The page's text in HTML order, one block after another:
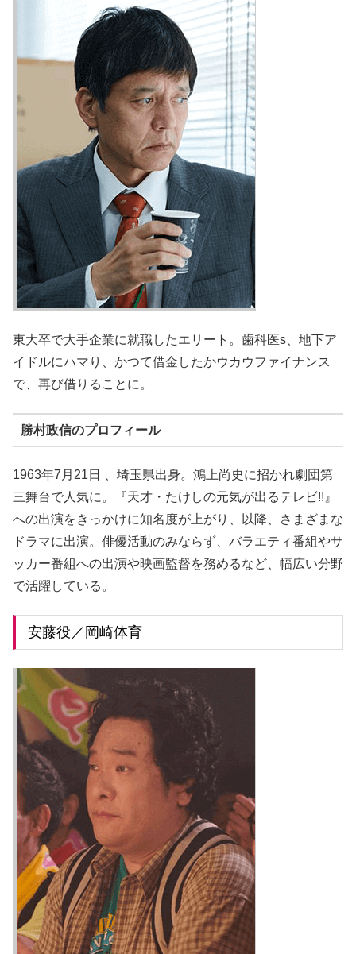
東大卒で大手企業に就職したエリート。歯科医s、地下ア
イドルにハマり、かつて借金したかウカウファイナンス
で、再び借りることに。
勝村政信のプロフィール
1963年7月21日 、埼玉県出身。鴻上尚史に招かれ劇団第
三舞台で人気に。『天才・たけしの元気が出るテレビ!!』
への出演をきっかけに知名度が上がり、以降、さまざまな
ドラマに出演。俳優活動のみならず、バラエティ番組やサ
ッカー番組への出演や映画監督を務めるなど、幅広い分野
で活躍している。
安藤役／岡崎体育